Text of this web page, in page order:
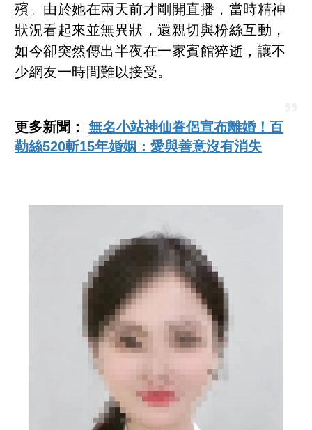
殯。由於她在兩天前才剛開直播，當時精神
狀況看起來並無異狀，還親切與粉絲互動，
如今卻突然傳出半夜在一家賓館猝逝，讓不
少網友一時間難以接受。
更多新聞：無名小站神仙眷侶宣布離婚！百
勒絲520斬15年婚姻：愛與善意沒有消失